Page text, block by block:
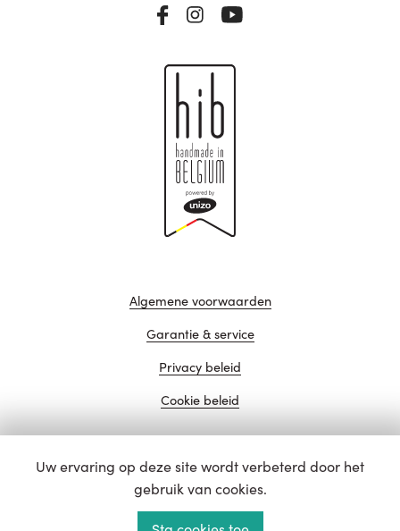
Algemene voorwaarden
Garantie & service
Privacy beleid
Cookie beleid
website door
Uw ervaring op deze site wordt verbeterd door het
gebruik van cookies.